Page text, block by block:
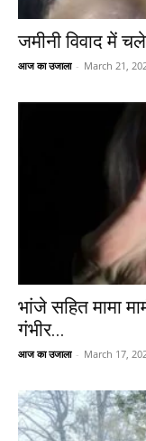
जमीनी विवाद में
आज का उजाला - March 21,
भांजे सहित मामा
गंभीर...
आज का उजाला - March 17,